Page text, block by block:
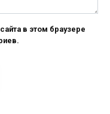
в этом браузере